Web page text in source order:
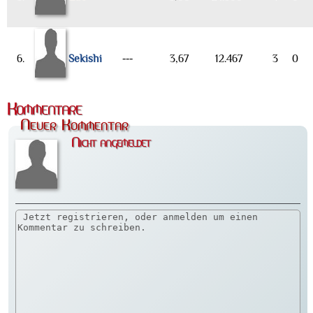
6. Sekishi --- 3,67 12.467 3 0
Kommentare
Neuer Kommentar
Nicht angemeldet